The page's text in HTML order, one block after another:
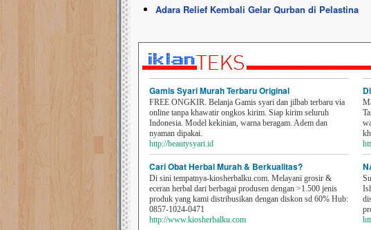
Adara Relief Kembali Gelar Qurban di Pelastina
Gamis Syari Murah Terbaru Original
FREE ONGKIR. Belanja Gamis syari dan jilbab terbaru via
online tanpa khawatir ongkos kirim. Siap kirim seluruh
Indonesia. Model kekinian, warna beragam. Adem dan
nyaman dipakai.
http://beautysyari.id
Cari Obat Herbal Murah & Berkualitas?
Di sini tempatnya-kiosherbalku.com. Melayani grosir &
eceran herbal dari berbagai produsen dengan >1.500 jenis
produk yang kami distribusikan dengan diskon sd 60% Hub:
0857-1024-0471
http://www.kiosherbalku.com